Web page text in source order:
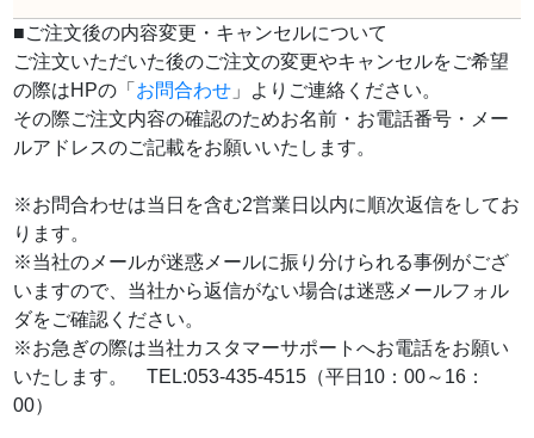
■ご注文後の内容変更・キャンセルについて
ご注文いただいた後のご注文の変更やキャンセルをご希望
の際はHPの「 お問合わせ 」よりご連絡ください。
その際ご注文内容の確認のためお名前・お電話番号・メー
ルアドレスのご記載をお願いいたします。
※お問合わせは当日を含む2営業日以内に順次返信をしてお
ります。
※当社のメールが迷惑メールに振り分けられる事例がござ
いますので、当社から返信がない場合は迷惑メールフォル
ダをご確認ください。
※お急ぎの際は当社カスタマーサポートへお電話をお願い
いたします。 TEL:053-435-4515（平日10：00～16：
00）